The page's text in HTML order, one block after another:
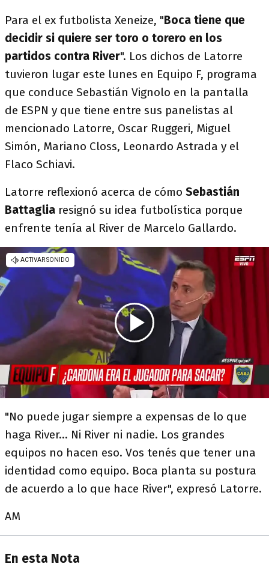
Para el ex futbolista Xeneize, "Boca tiene que
decidir si quiere ser toro o torero en los
partidos contra River". Los dichos de Latorre
tuvieron lugar este lunes en Equipo F, programa
que conduce Sebastián Vignolo en la pantalla
de ESPN y que tiene entre sus panelistas al
mencionado Latorre, Oscar Ruggeri, Miguel
Simón, Mariano Closs, Leonardo Astrada y el
Flaco Schiavi.
Latorre reflexionó acerca de cómo Sebastián
Battaglia resignó su idea futbolística porque
enfrente tenía al River de Marcelo Gallardo.
"No puede jugar siempre a expensas de lo que
haga River... Ni River ni nadie. Los grandes
equipos no hacen eso. Vos tenés que tener una
identidad como equipo. Boca planta su postura
de acuerdo a lo que hace River", expresó Latorre.
AM
En esta Nota